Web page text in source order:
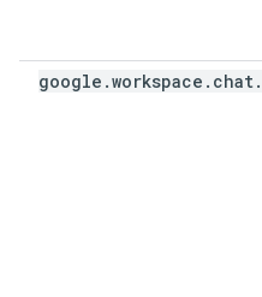
google .workspace . chat.